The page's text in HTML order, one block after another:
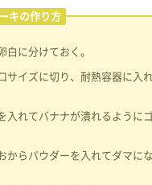
キの作り方
白に分けておく。
サイズに切り、耐熱容器に入
入れてバナナが潰れるように
からパウダーを入れてダマに